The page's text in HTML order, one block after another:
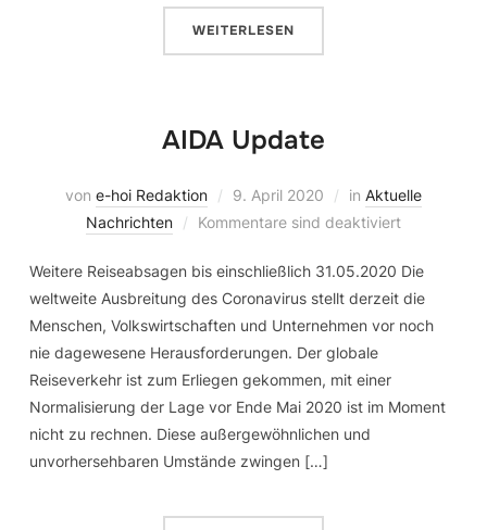
WEITERLESEN
AIDA Update
von e-hoi Redaktion 9. April 2020 in Aktuelle
Nachrichten
Kommentare sind deaktiviert
Weitere Reiseabsagen bis einschließlich 31.05.2020 Die
weltweite Ausbreitung des Coronavirus stellt derzeit die
Menschen, Volkswirtschaften und Unternehmen vor noch
nie dagewesene Herausforderungen. Der globale
Reiseverkehr ist zum Erliegen gekommen, mit einer
Normalisierung der Lage vor Ende Mai 2020 ist im Moment
nicht zu rechnen. Diese außergewöhnlichen und
unvorhersehbaren Umstände zwingen […]